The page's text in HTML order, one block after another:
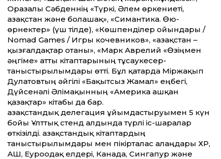
Оразалы Сәбденнің «Түркі, Әлем өркениеті,
Қазақстан және болашақ», «Симантика. Өю-
өрнектер» (үш тілде), «Көшпенділер ойындары /
Nomad Games / Игры кочевников», «Қазақстан –
қызғалдақтар отаны», «Марк Аврелий «Өзіңмен
әңгіме» атты кітаптарының тұсаукесер-
таныстырылымдары өтті. Бұл қатарда Міржақып
Дулатовтың әйгілі «Бақытсыз Жамал» еңбегі,
Дүйсенәлі Әлімақынның «Америка ашқан
қазақтар» кітабы да бар.
Қазақстандық делегация ұйымдастыруымен 5 күн
бойы Ұлттық стенд алдында түрлі іс-шаралар
өткізілді. Қазақстандық кітаптардың
таныстырылымдары мен пікірталас алаңдары ҚХР,
АҚШ, Еуроодақ елдері, Канада, Сингапур және